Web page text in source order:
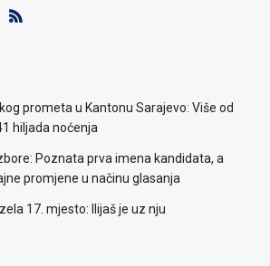
prometa u Kantonu Sarajevo: Više od
hiljada noćenja
Poznata prva imena kandidata, a
promjene u načinu glasanja
17. mjesto: Ilijaš je uz nju